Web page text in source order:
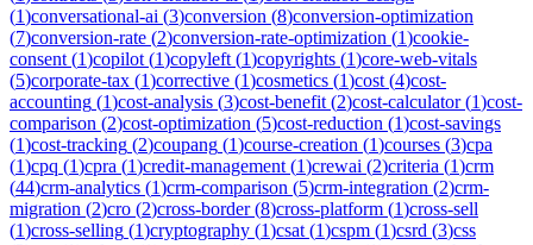
(1)conversational-ai (3)conversion (8)conversion-optimization
(7)conversion-rate (2)conversion-rate-optimization (1)cookie-
consent (1)copilot (1)copyleft (1)copyrights (1)core-web-vitals
(5)corporate-tax (1)corrective (1)cosmetics (1)cost (4)cost-
accounting (1)cost-analysis (3)cost-benefit (2)cost-calculator(1)cost-
comparison (2)cost-optimization (5)cost-reduction (1)cost-savings
(1)cost-tracking (2)coupang (1)course-creation (1)courses (3)cpa
(1)cpq (1)cpra (1)credit-management (1)crewai (2)criteria (1)crm
(44)crm-analytics (1)crm-comparison (5)crm-integration (2)crm-
migration (2)cro (2)cross-border(8)cross-platform (1)cross-sell
(1)cross-selling (1)cryptography (1)csat (1)cspm (1)csrd (3)css